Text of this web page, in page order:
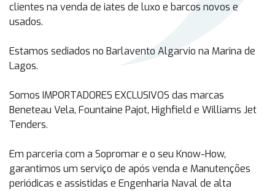
clientes na venda de iates de luxo e barcos novos e
usados.
Estamos sediados no Barlavento Algarvio na Marina de
Lagos.
Somos IMPORTADORES EXCLUSIVOS das marcas
Beneteau Vela, Fountaine Pajot, Highfield e Williams Jet
Tenders.
Em parceria com a Sopromar e o seu Know-How,
garantimos um serviço de após venda e Manutenções
periódicas e assistidas e Engenharia Naval de alta